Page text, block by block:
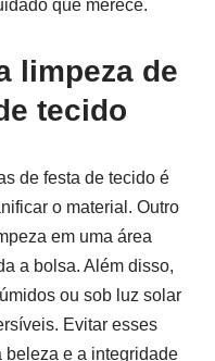
que merece.
limpeza de
tecido
de festa de tecido é
o material. Outro
em uma área
a bolsa. Além disso,
ou sob luz solar
Evitar esses
beleza e a integridade